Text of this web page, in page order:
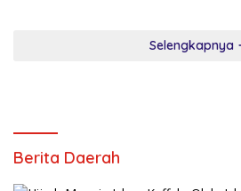
Selengkapnya
Berita Daerah